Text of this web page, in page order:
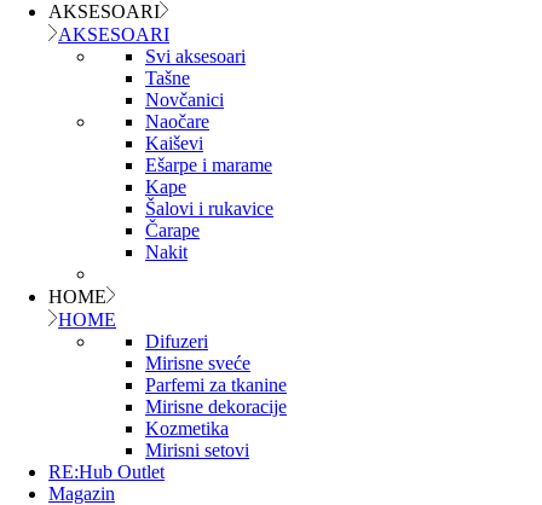
AKSESOARI
AKSESOARI
Svi aksesoari
Tašne
Novčanici
Naočare
Kaiševi
Ešarpe i marame
Kape
Šalovi i rukavice
Čarape
Nakit
HOME
HOME
Difuzeri
Mirisne sveće
Parfemi za tkanine
Mirisne dekoracije
Kozmetika
Mirisni setovi
RE:Hub Outlet
Magazin